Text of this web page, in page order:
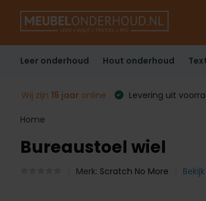
Leer onderhoud Hout onderhoud
Wij zijn 15 jaaronline Levering uit
Home
Bureaustoel wiel
Merk: Scratch No More